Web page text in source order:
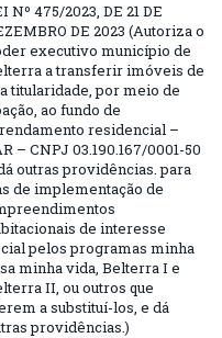
Nº 475/2023, DE 21 DE
DE 2023 (Autoriza o
executivo município de
a transferir imóveis de
titularidade, por meio de
ao fundo de
residencial –
– CNPJ 03.190.167/0001-50
outras providências. para
de implementação de
de interesse
pelos programas minha
minha vida, Belterra I e
II, ou outros que
a substituí-los, e dá
providências.)